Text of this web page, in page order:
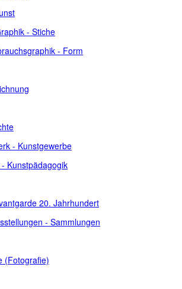
- Stiche
- Form
- Kunstgewerbe
Kunstpädagogik
20. Jahrhundert
- Sammlungen
(Fotografie)